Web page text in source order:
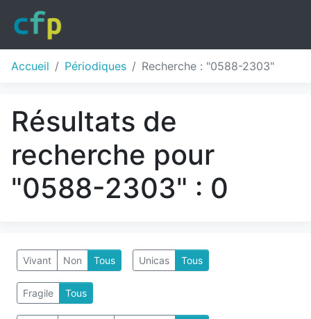
Accueil Périodiques Recherche : "0588-2303"
Résultats de
recherche pour
"0588-2303" : 0
Vivant Non Tous Unicas Tous
Fragile Tous